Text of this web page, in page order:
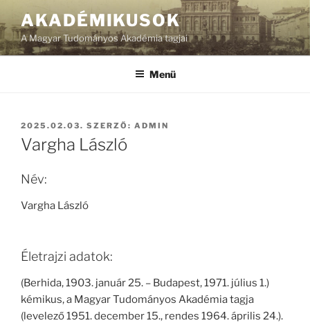
AKADÉMIKUSOK
A Magyar Tudományos Akadémia tagjai
Menü
BEKÜLDVE:
2025.02.03. SZERZŐ: ADMIN
Vargha László
Név:
Vargha László
Életrajzi adatok:
(Berhida, 1903. január 25. – Budapest, 1971. július 1.)
kémikus, a Magyar Tudományos Akadémia tagja
(levelező 1951. december 15., rendes 1964. április 24.).